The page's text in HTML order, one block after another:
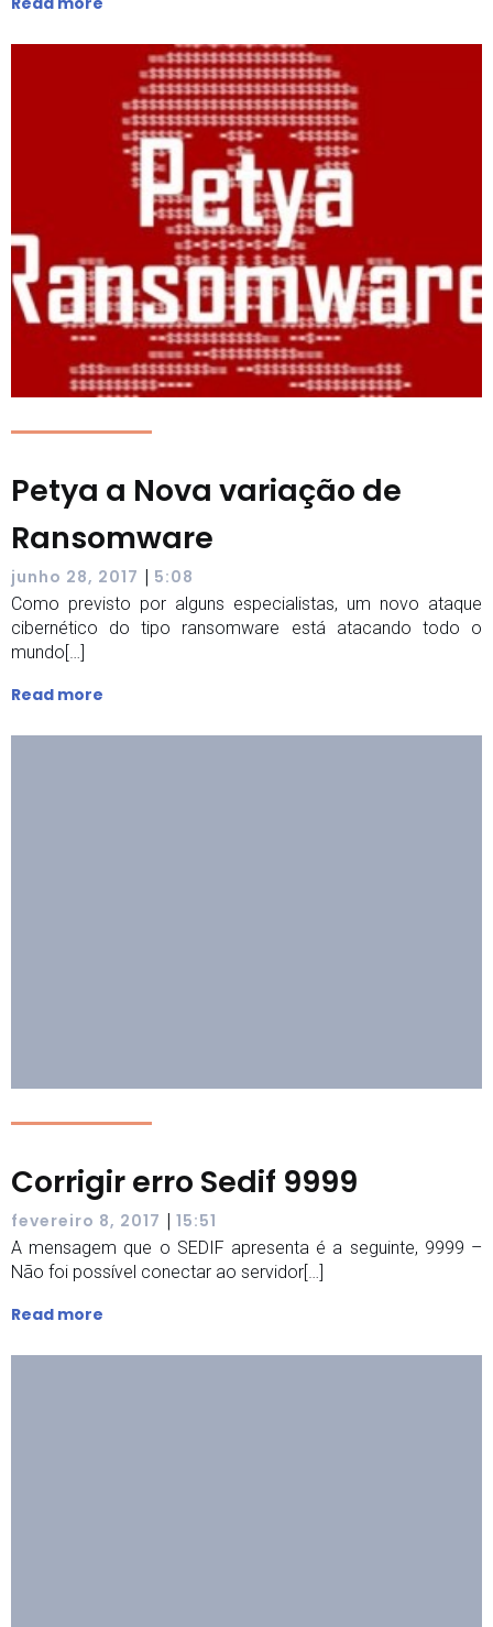
Petya a Nova variação de
Ransomware
junho 28, 2017 | 5:08
Como previsto por alguns especialistas, um novo ataque
cibernético do tipo ransomware está atacando todo o
mundo[…]
Read more
Corrigir erro Sedif 9999
fevereiro 8, 2017 | 15:51
A mensagem que o SEDIF apresenta é a seguinte, 9999 –
Não foi possível conectar ao servidor[…]
Read more